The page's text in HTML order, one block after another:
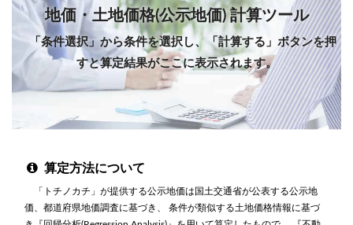
地価・土地価格(公示地価) 計算ツール
「条件選択」から条件を選択し、「計算する」ボタンを押
すと算定結果がここに表示されます。
算定方法について
「トチノカチ」が提供する公示地価は国土交通省が公表する公示地
価、都道府県地価調査に基づき、 条件が類似する土地価格情報に基づ